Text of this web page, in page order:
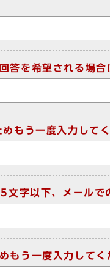
答を希望される場合
めもう一度入力して
文字以下、メールで
もう一度入力してく